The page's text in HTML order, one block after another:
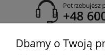
Potrzebujesz
+48
Dbamy o Twoją